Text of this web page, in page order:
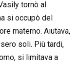
tornò al
si occupò del
materno. Aiutava,
soli. Più tardi,
si limitava a